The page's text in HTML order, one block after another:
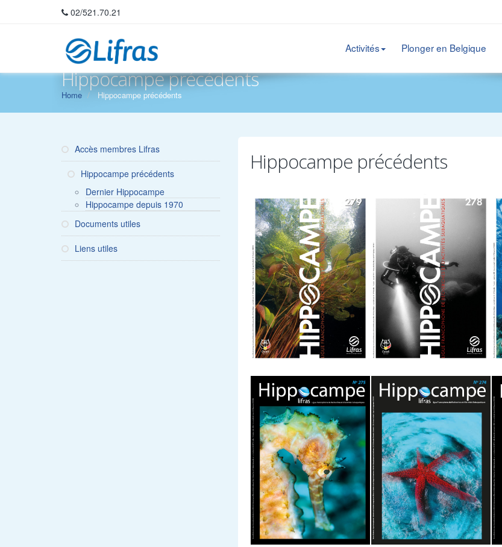
02/521.70.21
Activités Plonger en Belgique
Hippocampe précédents
Home Hippocampe précédents
Accès membres Lifras
Hippocampe précédents
Dernier Hippocampe
Hippocampe depuis 1970
Documents utiles
Liens utiles
Hippocampe précédents